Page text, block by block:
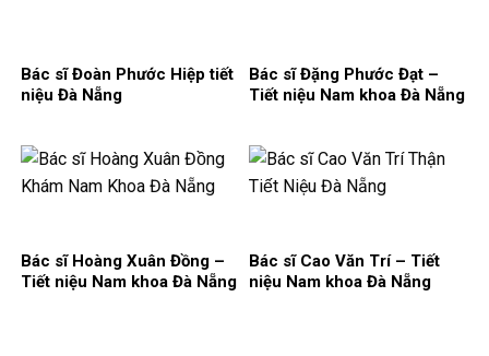
Bác sĩ Đoàn Phước Hiệp tiết
niệu Đà Nẵng
Bác sĩ Đặng Phước Đạt –
Tiết niệu Nam khoa Đà Nẵng
Bác sĩ Hoàng Xuân Đồng –
Tiết niệu Nam khoa Đà Nẵng
Bác sĩ Cao Văn Trí – Tiết
niệu Nam khoa Đà Nẵng